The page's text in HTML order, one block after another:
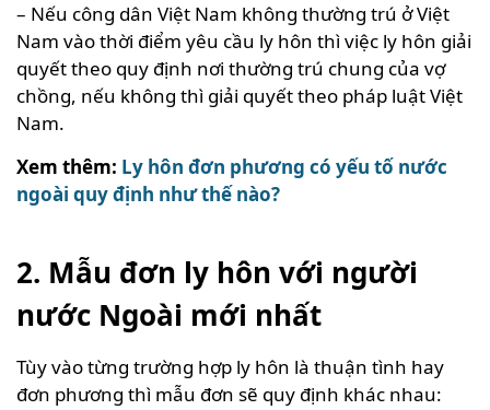
– Nếu công dân Việt Nam không thường trú ở Việt
Nam vào thời điểm yêu cầu ly hôn thì việc ly hôn giải
quyết theo quy định nơi thường trú chung của vợ
chồng, nếu không thì giải quyết theo pháp luật Việt
Nam.
Xem thêm: Ly hôn đơn phương có yếu tố nước
ngoài quy định như thế nào?
2. Mẫu đơn ly hôn với người
nước Ngoài mới nhất
Tùy vào từng trường hợp ly hôn là thuận tình hay
đơn phương thì mẫu đơn sẽ quy định khác nhau: